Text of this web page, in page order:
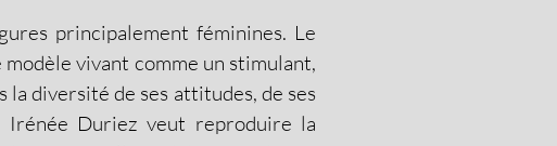
principalement féminines. Le
vivant comme un stimulant,
diversité de ses attitudes, de ses
Irénée Duriez veut reproduire la